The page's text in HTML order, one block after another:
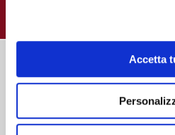
Qualora non volesse
il banner cliccando sul tasto x;
essere utilizzati solo i cookie
funzionamento del sito. Per
Accetta
Chi